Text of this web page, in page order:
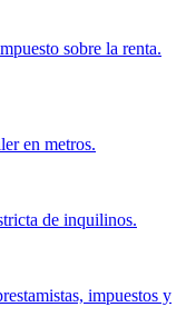
sobre la renta.
en metros.
de inquilinos.
impuestos y